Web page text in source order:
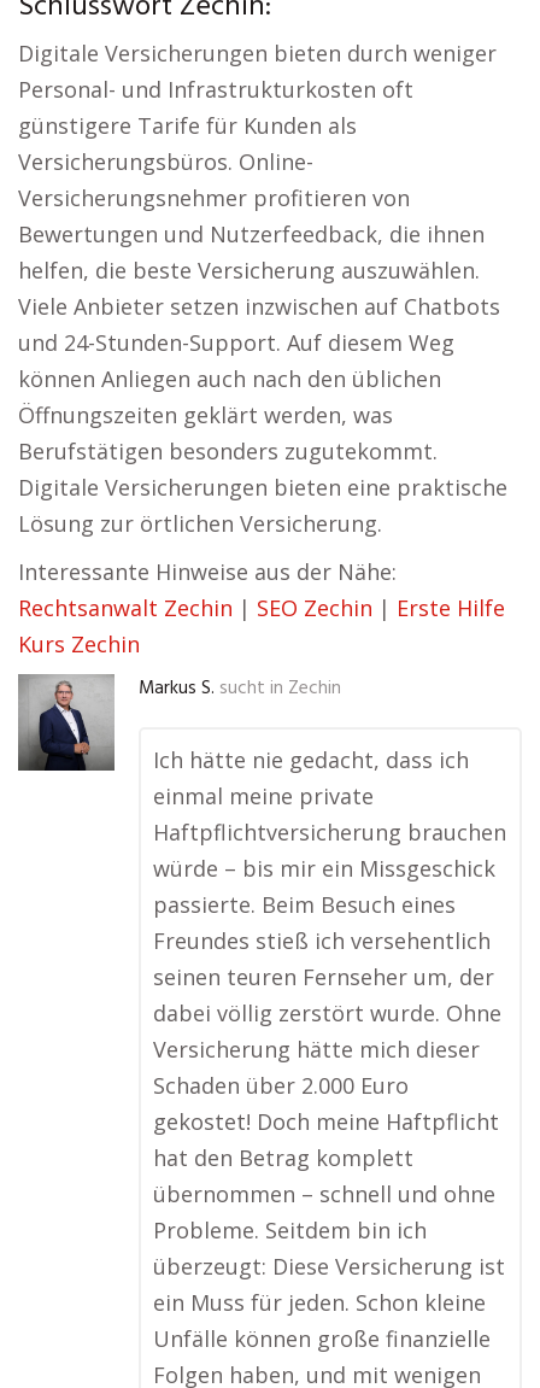
Digitale Versicherungen bieten durch weniger
Personal- und Infrastrukturkosten oft
günstigere Tarife für Kunden als
Versicherungsbüros. Online-
Versicherungsnehmer profitieren von
Bewertungen und Nutzerfeedback, die ihnen
helfen, die beste Versicherung auszuwählen.
Viele Anbieter setzen inzwischen auf Chatbots
und 24-Stunden-Support. Auf diesem Weg
können Anliegen auch nach den üblichen
Öffnungszeiten geklärt werden, was
Berufstätigen besonders zugutekommt.
Digitale Versicherungen bieten eine praktische
Lösung zur örtlichen Versicherung.
Interessante Hinweise aus der Nähe:
Rechtsanwalt Zechin | SEO Zechin | Erste Hilfe
Kurs Zechin
Markus S. sucht in Zechin
Ich hätte nie gedacht, dass ich
einmal meine private
Haftpflichtversicherung brauchen
würde – bis mir ein Missgeschick
passierte. Beim Besuch eines
Freundes stieß ich versehentlich
seinen teuren Fernseher um, der
dabei völlig zerstört wurde. Ohne
Versicherung hätte mich dieser
Schaden über 2.000 Euro
gekostet! Doch meine Haftpflicht
hat den Betrag komplett
übernommen – schnell und ohne
Probleme. Seitdem bin ich
überzeugt: Diese Versicherung ist
ein Muss für jeden. Schon kleine
Unfälle können große finanzielle
Folgen haben, und mit wenigen